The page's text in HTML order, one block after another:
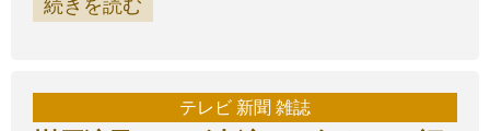
続きを読む
テレビ 新聞 雑誌